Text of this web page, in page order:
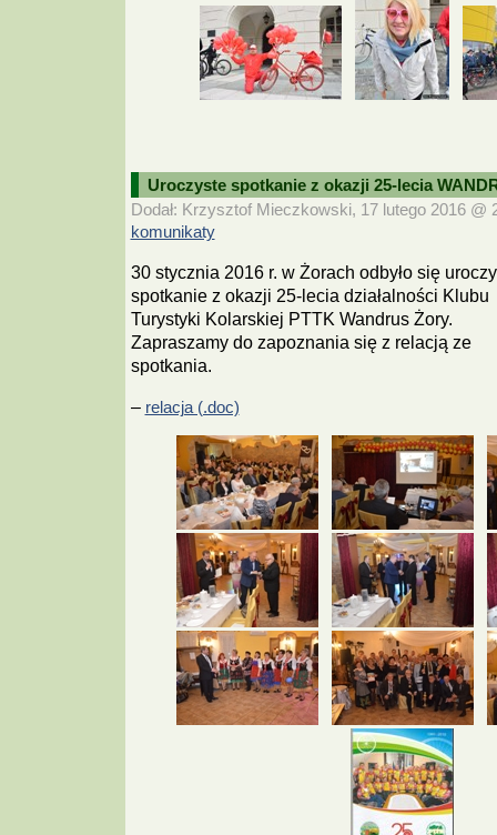
Uroczyste spotkanie z okazji 25-lecia
Dodał: Krzysztof Mieczkowski, 17 lutego 2016 @
komunikaty
30 stycznia 2016 r. w Żorach odbyło się
spotkanie z okazji 25-lecia działalności Klubu
Turystyki Kolarskiej PTTK Wandrus Żory.
Zapraszamy do zapoznania się z relacją ze
spotkania.
– relacja (.doc)